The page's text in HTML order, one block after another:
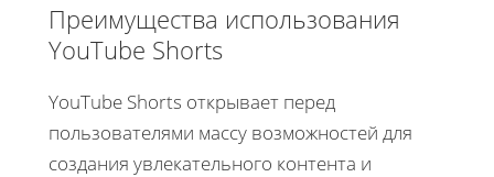
Преимущества использования
YouTube Shorts
YouTube Shorts открывает перед
пользователями массу возможностей для
создания увлекательного контента и